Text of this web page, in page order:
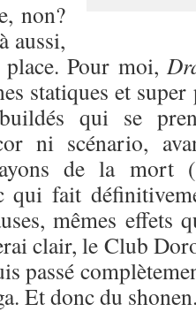
non?
aussi,
Pour moi,
statiques et
qui se
ni scénario,
de la mort
qui fait
mêmes effets
clair, le Club
passé
Et donc du